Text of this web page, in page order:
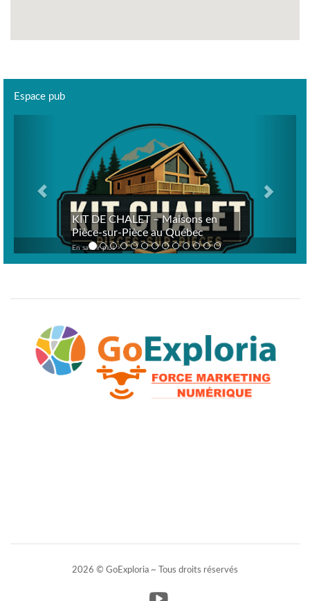
Espace pub
KIT DE CHALET – Maisons en
Pièce-sur-Pièce au Québec
En savoir plus >
2026 © GoExploria ~ Tous droits réservés